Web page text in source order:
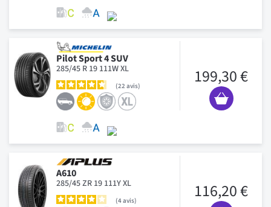
Pilot Sport 4 SUV
285/45 R 19 111W XL
22 avis 199,30 €
A610
285/45 ZR 19 111Y XL
4avis 116,20 €